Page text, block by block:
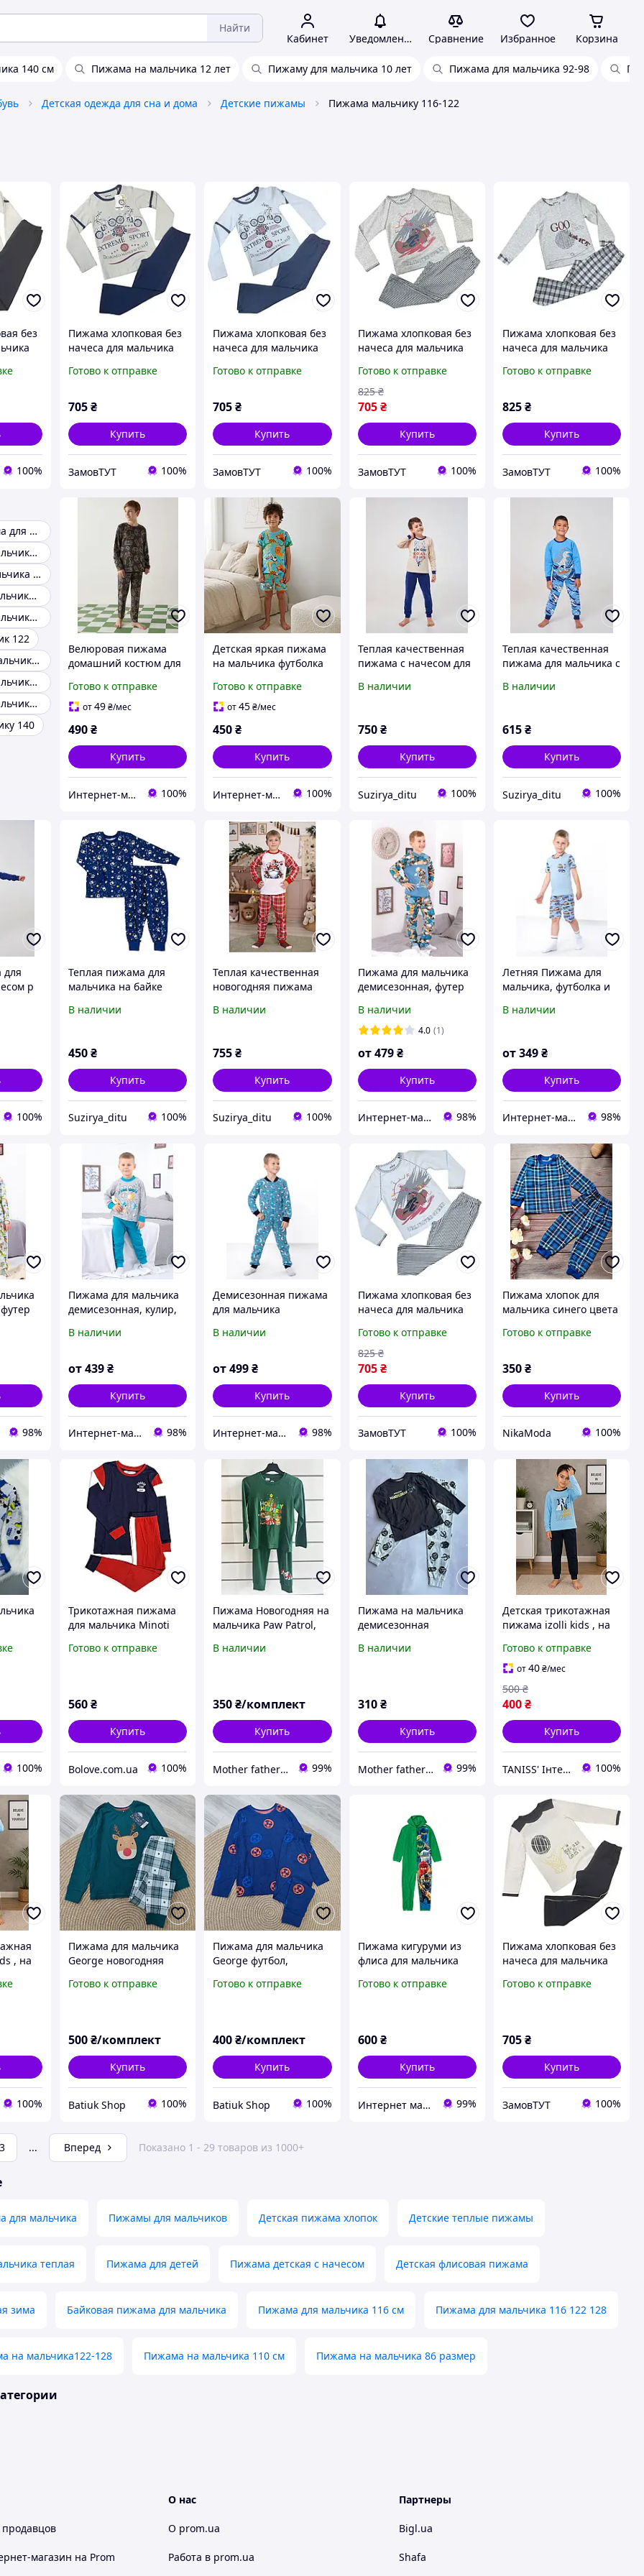
Найти
Кабинет Уведомления Сравнение Избранное Корзина
140 см Пижама на мальчика 12 лет Пижаму для мальчика 10 лет Пижама для мальчика 92-98
Детская одежда для сна и дома Детские пижамы Пижама мальчику 116-122
без
122
100%
Пижама хлопковая без
начеса для мальчика
(6-7 лет), рост 116-122
Готово к отправке
705₴
Купить
ЗамовТУТ 100%
Пижама хлопковая без
начеса для мальчика
(6-7 лет), рост 116-122
Готово к отправке
705₴
Купить
ЗамовТУТ 100%
Пижама хлопковая без
начеса для мальчика
(6-7 лет), рост 116-122
см серый меланж
Готово к отправке
705 ₴
825 ₴
Купить
ЗамовТУТ 100%
Пижама хлопковая без
начеса для мальчика
(6-7 лет), рост 116-122
Готово к отправке
825₴
Купить
ЗамовТУТ 100%
Детская пижама для мальчика
Пижама для мальчика 140 см
Пижама на мальчика 12 лет
Пижаму для мальчика 10 лет
Пижама для мальчика 92-98
122
Пижамы для мальчиков 8 лет
Пижама для мальчика 98 роста
Пижама для мальчиков 128
140
Велюровая пижама
домашний костюм для
Готово к отправке
от49₴/мес
490₴
Купить
Интернет-магазин "Детки" 100%
Детская яркая пижама
на мальчика футболка
7Y)
Готово к отправке
от45₴/мес
450₴
Купить
Интернет-магазин "Детки" 100%
Теплая качественная
пижама с начесом для
134,140,146
В наличии
750 ₴
Купить
Suzirya_ditu 100%
Теплая качественная
пижама для мальчика с
В наличии
615₴
Купить
Suzirya_ditu 100%
для
р
100%
Теплая пижама для
мальчика на байке
128
В наличии
450₴
Купить
Suzirya_ditu 100%
Теплая качественная
новогодняя пижама
р 110,116,122,140 г.
В наличии
755₴
Купить
Suzirya_ditu 100%
Пижама для мальчика
демисезонная, футер
110см, 116см, 122см,
128см
В наличии
4.0 (1)
от 479 ₴
Купить
Интернет-магазин детской одежды "Детки-конфетки" 98%
Летняя Пижама для
мальчика, футболка и
хлопок, 110см, 116см,
В наличии
от349₴
Купить
Интернет-магазин детской одежды "Детки-конфетки" 98%
98%
Пижама для мальчика
демисезонная, кулир,
хлопок, 110см, 116см,
В наличии
от439₴
Купить
Интернет-магазин детской одежды "Детки-конфетки" 98%
Демисезонная пижама
для мальчика
спальник, футер начос,
128см, 134см
В наличии
от499₴
Купить
Интернет-магазин детской одежды "Детки-конфетки" 98%
Пижама хлопковая без
начеса для мальчика
(6-7 лет), рост 116-122
см голубой
Готово к отправке
705 ₴
825 ₴
Купить
ЗамовТУТ 100%
Пижама хлопок для
мальчика синего цвета
Готово к отправке
350₴
Купить
NikaModa 100%
100%
Трикотажная пижама
для мальчика Minoti
116-122 см Красный /
Готово к отправке
560₴
Купить
Bolove.com.ua 100%
Пижама Новогодняя на
мальчика Paw Patrol,
лет)
В наличии
350₴/комплект
Купить
Mother father & I 99%
Пижама на мальчика
демисезонная
р.116, 122 см (5-7 лет)
В наличии
310 ₴
Купить
Mother father & I 99%
Детская трикотажная
пижама izolli kids , на
Турция, рост
116,122,128,134,140
голубая
Готово к отправке
от40₴/мес
400₴
500 ₴
Купить
TANISS' Інтернет-магазин 100%
, на
100%
Пижама для мальчика
George новогодняя
сна 116-122
Готово к отправке
500₴/комплект
Купить
Batiuk Shop 100%
Пижама для мальчика
George футбол,
122
Готово к отправке
400₴/комплект
Купить
Batiuk Shop 100%
Пижама кигуруми из
флиса для мальчика
(98/104, 110/116,
Готово к отправке
600 ₴
Купить
Интернет магазин "Берегиня". Все для Мамы и Малыша 99%
Пижама хлопковая без
начеса для мальчика
(6-7 лет), рост 116-122
Готово к отправке
705₴
Купить
ЗамовТУТ 100%
3 ... Вперед Показано 1 - 29 товаров из 1000+
для мальчика Пижамы для мальчиков Детская пижама хлопок Детские теплые пижамы
теплая Пижама для детей Пижама детская с начесом Детская флисовая пижама
зима Байковая пижама для мальчика Пижама для мальчика 116 см Пижама для мальчика 116 122 128
на мальчика122-128 Пижама на мальчика 110 см Пижама на мальчика 86 размер
магазин на Prom
О нас
О prom.ua
Работа в prom.ua
Партнеры
Bigl.ua
Shafa